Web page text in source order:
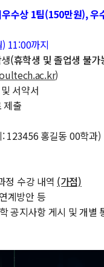
상 1팀(150만원), 우
11:00까지
(휴학생 및 졸업생 불가
)
서약서
출
홍길동 00학과)
수강 내역 (가점)
계방안 등
공지사항 게시 및 개별